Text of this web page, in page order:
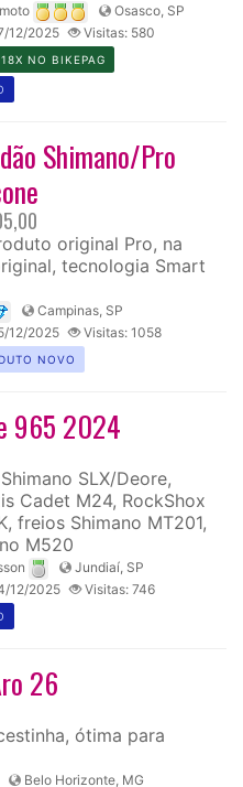
Osasco, SP
12/2025
Visitas: 580
NO BIKEPAG
Shimano/Pro
original Pro, na
tecnologia Smart
Campinas, SP
12/2025
Visitas: 1058
NOVO
965 2024
SLX/Deore,
Cadet M24, RockShox
freios Shimano MT201,
M520
Jundiaí, SP
12/2025
Visitas: 746
26
ótima para
Belo Horizonte, MG